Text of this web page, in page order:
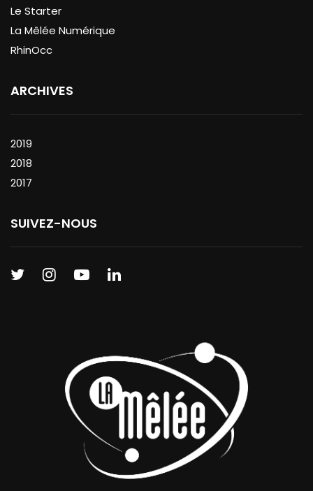
Le Starter
La Mêlée Numérique
RhinOcc
ARCHIVES
2019
2018
2017
SUIVEZ-NOUS